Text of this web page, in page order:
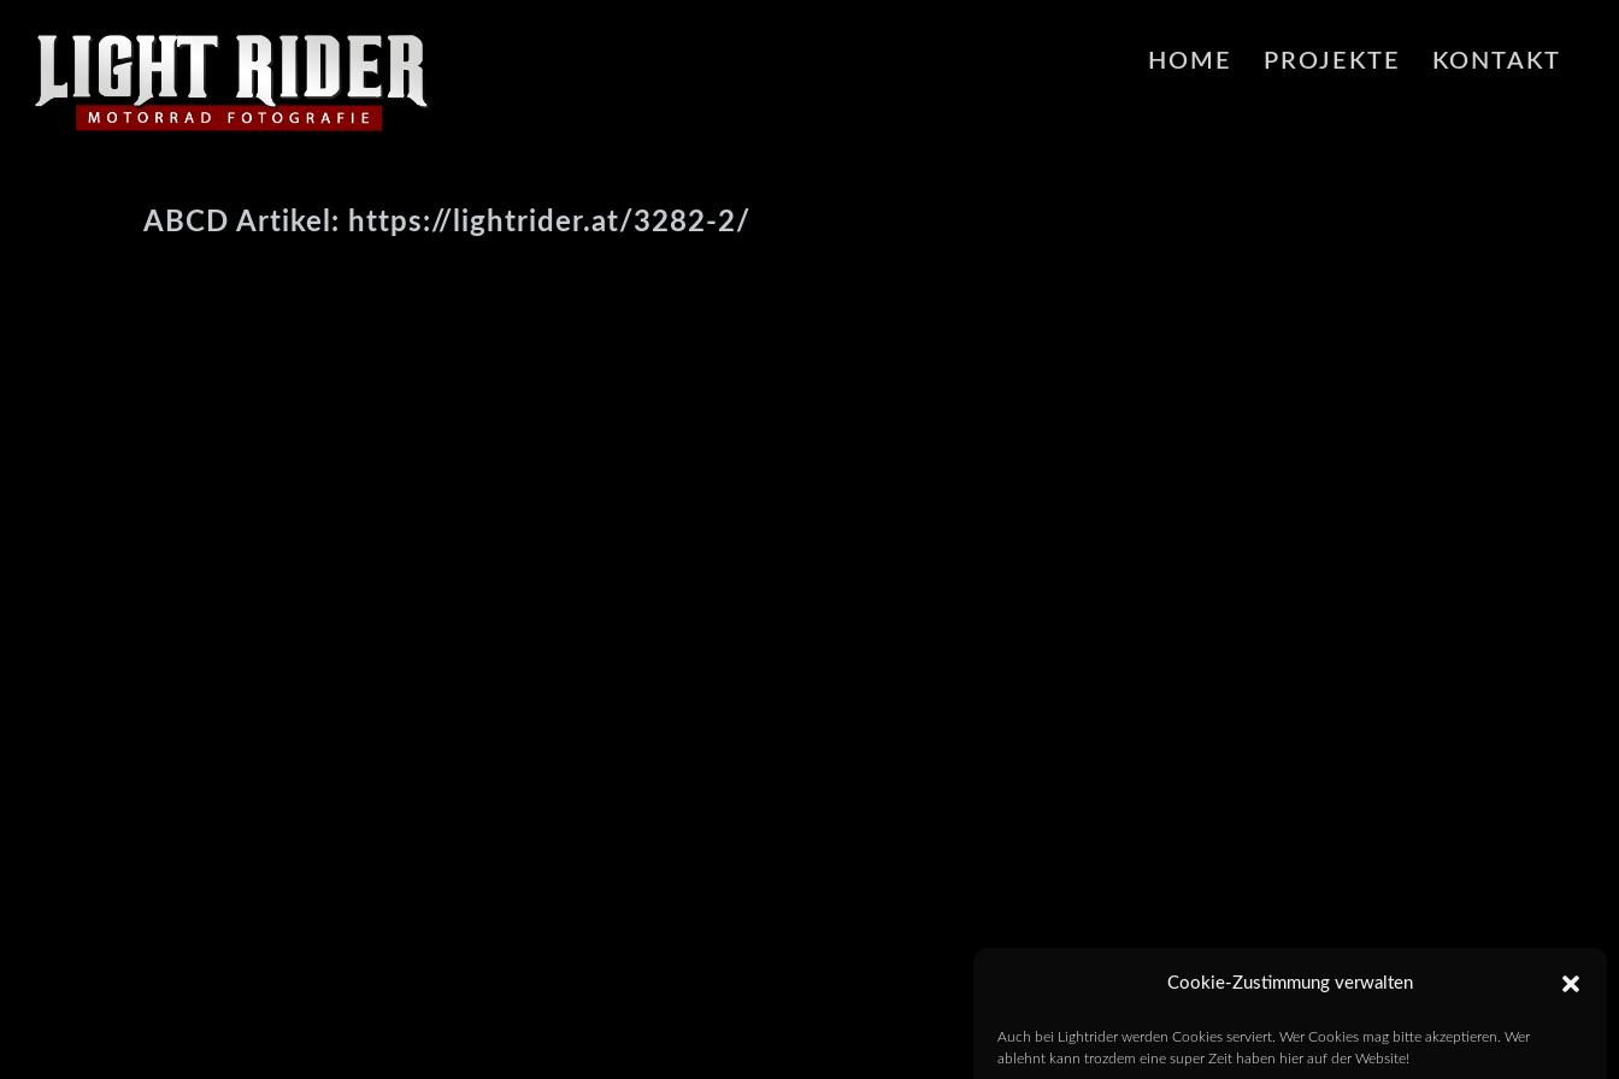
Cookie-Zustimmung verwalten
Auch bei Lightrider werden Cookies serviert. Wer Cookies mag bitte akzeptieren. Wer
ablehnt kann trozdem eine super Zeit haben hier auf der Website!
HOME PROJEKTE KONTAKT
ABCD Artikel: https://lightrider.at/3282-2/